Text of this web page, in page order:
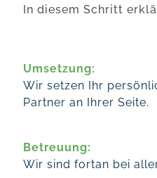
In diesem Schritt
Umsetzung:
Wir setzen Ihr
Partner an Ihrer Seite.
Betreuung:
Wir sind fortan bei